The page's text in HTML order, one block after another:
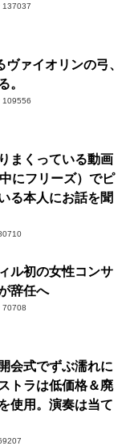
137037
ァイオリンの弓、
。
109556
まくっている動画
にフリーズ）でピ
る本人にお話を聞
ル初の女性コンサ
辞任へ
70708
会式でずぶ濡れに
トラは低価格＆廃
使用。演奏は当て